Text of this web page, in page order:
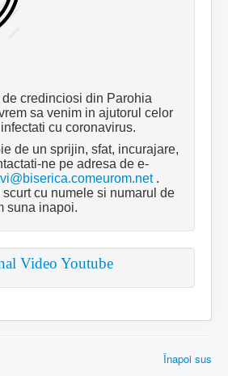
credinciosi din Parohia
sa venim in ajutorul celor
cu coronavirus.
de un sprijin, sfat, incurajare,
ne pe adresa de e-
.
cu numele si numarul de
suna inapoi.
Video Youtube
Înapoi sus